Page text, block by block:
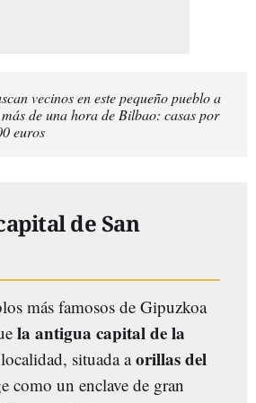
vecinos en este pequeño pueblo a
de una hora de Bilbao: casas por
euros
de San
más famosos de Gipuzkoa
la antigua capital de la
situada aorillas del
como un enclave de gran